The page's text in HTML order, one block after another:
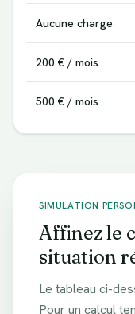
Aucune charge
200 € / mois
500 € / mois
SIMULATION
Affinez le
situation
Le tableau ci-
Pour un calcul